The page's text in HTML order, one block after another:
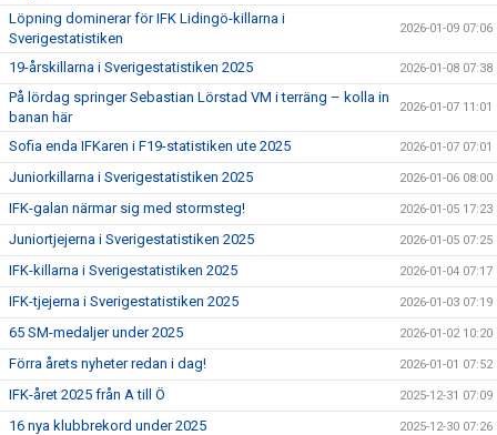
Löpning dominerar för IFK Lidingö-killarna i
Sverigestatistiken
2026-01-09 07:06
19-årskillarna i Sverigestatistiken 2025 2026-01-08 07:38
På lördag springer Sebastian Lörstad VM i terräng – kolla in
banan här
2026-01-07 11:01
Sofia enda IFKaren i F19-statistiken ute 2025 2026-01-07 07:01
Juniorkillarna i Sverigestatistiken 2025 2026-01-06 08:00
IFK-galan närmar sig med stormsteg! 2026-01-05 17:23
Juniortjejerna i Sverigestatistiken 2025 2026-01-05 07:25
IFK-killarna i Sverigestatistiken 2025 2026-01-04 07:17
IFK-tjejerna i Sverigestatistiken 2025 2026-01-03 07:19
65 SM-medaljer under 2025 2026-01-02 10:20
Förra årets nyheter redan i dag! 2026-01-01 07:52
IFK-året 2025 från A till Ö 2025-12-31 07:09
16 nya klubbrekord under 2025 2025-12-30 07:26